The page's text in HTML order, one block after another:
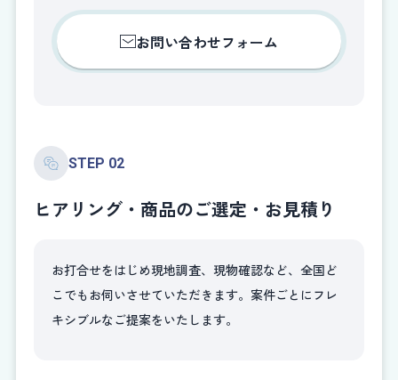
お問い合わせフォーム
STEP 02
ヒアリング・商品のご選定・お見積り
お打合せをはじめ現地調査、現物確認など、全国ど
こでもお伺いさせていただきます。案件ごとにフレ
キシブルなご提案をいたします。